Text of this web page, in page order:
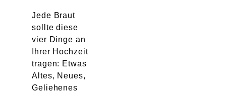
Jede Braut
sollte diese
vier Dinge an
Ihrer Hochzeit
tragen: Etwas
Altes, Neues,
Geliehenes